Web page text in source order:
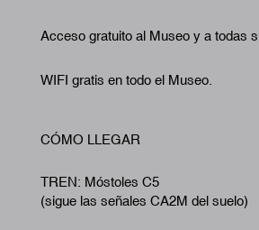
Acceso gratuito al Museo y a todas
WIFI gratis en todo el Museo.
CÓMO LLEGAR
TREN: Móstoles C5
(sigue las señales CA2M del suelo)